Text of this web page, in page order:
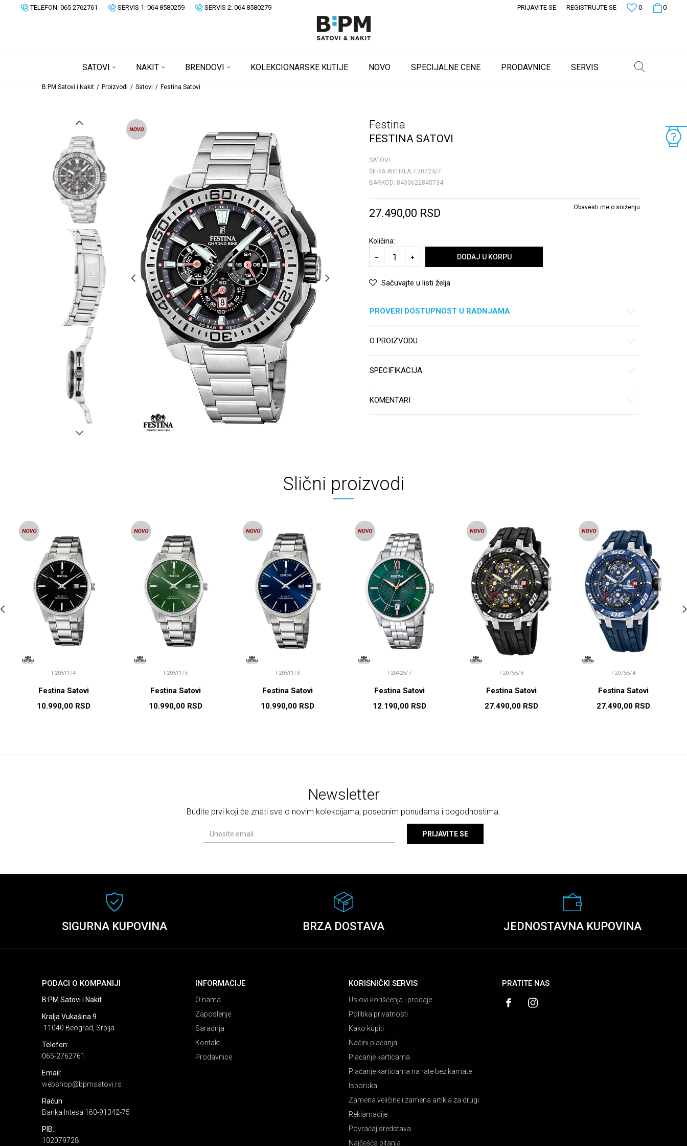
TELEFON: 065 2762761 SERVIS 1: 064 8580259 SERVIS 2: 064 8580279 0
0
PRIJAVITE SE REGISTRUJTE SE
SATOVI NAKIT BRENDOVI KOLEKCIONARSKE KUTIJE NOVO SPECIJALNE CENE PRODAVNICE SERVIS
B:PM Satovi i Nakit Proizvodi Satovi Festina Satovi
Festina
FESTINA SATOVI
SATOVI
ŠIFRA ARTIKLA: F20724/7
BARKOD: 8430622845734
27.490,00 RSD Obavesti me o sniženju
Količina:
DODAJ U KORPU
Sačuvajte u listi želja
PROVERI DOSTUPNOST U RADNJAMA
O PROIZVODU
SPECIFIKACIJA
KOMENTARI
Slični proizvodi
F20511/4
Festina Satovi
10.990,00 RSD
F20511/5
Festina Satovi
10.990,00 RSD
F20511/3
Festina Satovi
10.990,00 RSD
F20425/7
Festina Satovi
12.190,00 RSD
F20755/8
Festina Satovi
27.490,00 RSD
F20755/4
Festina Satovi
27.490,00 RSD
Newsletter
Budite prvi koji će znati sve o novim kolekcijama, posebnim ponudama i pogodnostima.
PRIJAVITE SE
SIGURNA KUPOVINA BRZA DOSTAVA JEDNOSTAVNA KUPOVINA
PODACI O KOMPANIJI
B:PM Satovi i Nakit
Kralja Vukašina 9
11040 Beograd, Srbija
Telefon:
065-2762761
Email:
webshop@bpmsatovi.rs
Račun
Banka Intesa 160-91342-75
PIB:
102079728
INFORMACIJE
O nama
Zaposlenje
Saradnja
Kontakt
Prodavnice
KORISNIČKI SERVIS
Uslovi korišćenja i prodaje
Politika privatnosti
Kako kupiti
Načini plaćanja
Plaćanje karticama
Plaćanje karticama na rate bez kamate
Isporuka
Zamena veličine i zamena artikla za drugi
Reklamacije
Povraćaj sredstava
Najčešća pitanja
PRATITE NAS